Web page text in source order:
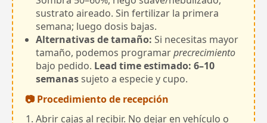
sustrato aireado. Sin fertilizar la primera
semana; luego dosis bajas.
Alternativas de tamaño: Si necesitas mayor
tamaño, podemos programarprecrecimiento
bajo pedido. Lead time estimado: 6–10
semanassujeto a especie y cupo.
📷 Procedimiento de recepción
Abrir cajas al recibir. No dejar en vehículo o